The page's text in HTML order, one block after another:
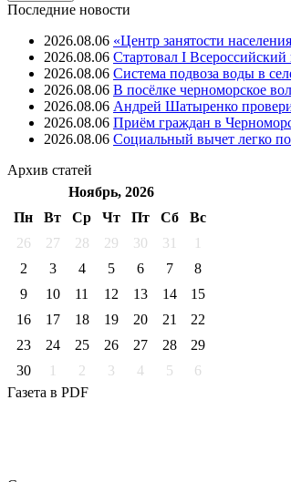
Последние новости
2026.08.06 «Центр занятости
2026.08.06 Стартовал I
2026.08.06 Система подвоза воды в
2026.08.06 В посёлке черноморское
2026.08.06 Андрей Шатыренко
2026.08.06 Приём граждан в
2026.08.06 Социальный вычет легко
Архив статей
Ноябрь, 2026
Пн
Вт Ср Чт Пт Cб
Вс
26
27 28 29 30 31
1
2
3 4 5 6 7
8
9
10 11 12 13 14
15
16
17 18 19 20 21
22
23
24 25 26 27 28
29
30
1 2 3 4 5
6
Газета в PDF